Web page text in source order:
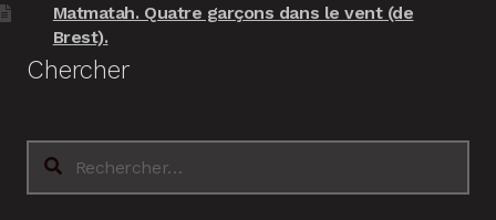
Matmatah. Quatre garçons dans le vent (de
Brest).
Chercher
Rechercher :